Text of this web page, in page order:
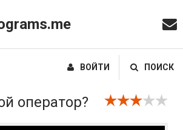
ВОЙТИ ПОИСК
оператор?